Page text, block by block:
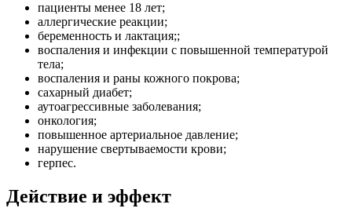
пациенты менее 18 лет;
аллергические реакции;
беременность и лактация;;
воспаления и инфекции с повышенной температурой
тела;
воспаления и раны кожного покрова;
сахарный диабет;
аутоагрессивные заболевания;
онкология;
повышенное артериальное давление;
нарушение свертываемости крови;
герпес.
Действие и эффект